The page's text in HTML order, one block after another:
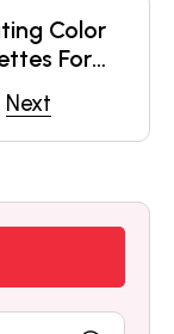
Next
Color
For